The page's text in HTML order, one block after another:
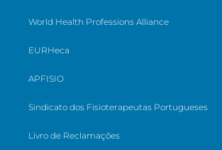
World Health Professions Alliance
EURHeca
APFISIO
Sindicato dos Fisioterapeutas Portugueses
Livro de Reclamações